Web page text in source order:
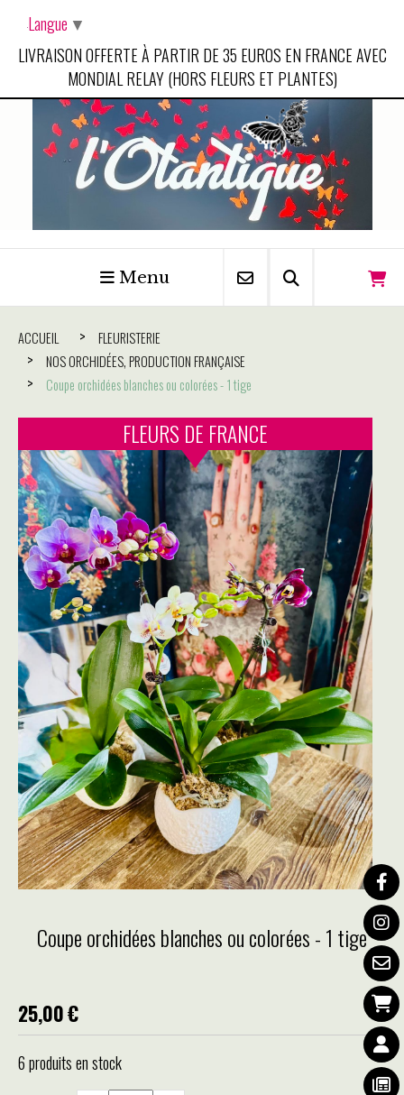
LIVRAISON OFFERTE À PARTIR DE 35 EUROS EN FRANCE AVEC
MONDIAL RELAY (HORS FLEURS ET PLANTES)
Menu
ACCUEIL
FLEURISTERIE
NOS ORCHIDÉES, PRODUCTION FRANÇAISE
Coupe orchidées blanches ou colorées - 1 tige
FLEURS DE FRANCE
Coupe orchidées blanches ou colorées - 1 tige
25,00€
6produits en stock
Langue ▼